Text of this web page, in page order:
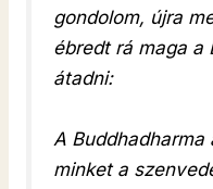
gondolom, újra
ébredt rá maga a
átadni:
A Buddhadharma
minket a